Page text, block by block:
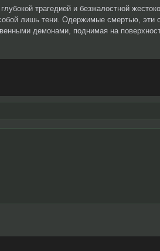
трагедией и безжалостной
лишь тени. Одержимые смертью, эти
демонами, поднимая на